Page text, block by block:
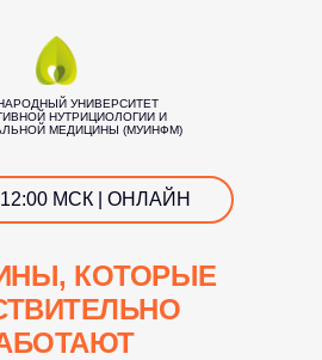
КОТОРЫЕ
МСК | ОНЛАЙН
УНИВЕРСИТЕТ
НУТРИЦИОЛОГИИ И
МЕДИЦИНЫ (МУИНФМ)